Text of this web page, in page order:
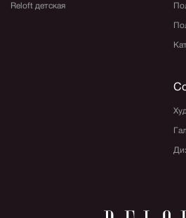
Reloft детская